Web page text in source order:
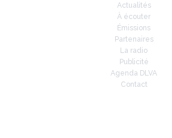
Actualités
À écouter
Émissions
Partenaires
La radio
Publicité
Agenda DLVA
Contact